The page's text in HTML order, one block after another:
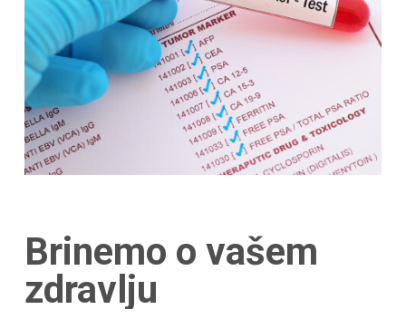
Brinemo o vašem
zdravlju